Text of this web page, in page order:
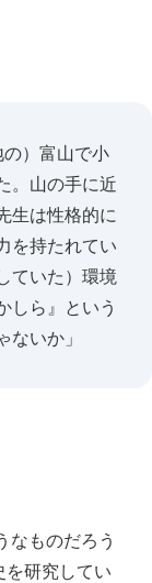
の）富山で小
。山の手に近
生は性格的に
を持たれてい
ていた）環境
しら』という
いか」
なものだろう
研究してい